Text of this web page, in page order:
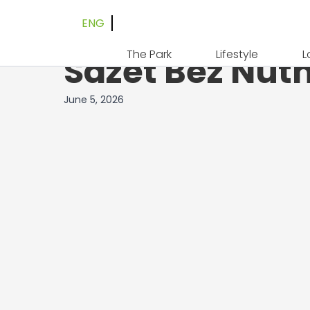
ENG
The Park
Lifestyle
Online
Sázet Bez
June 5, 2026